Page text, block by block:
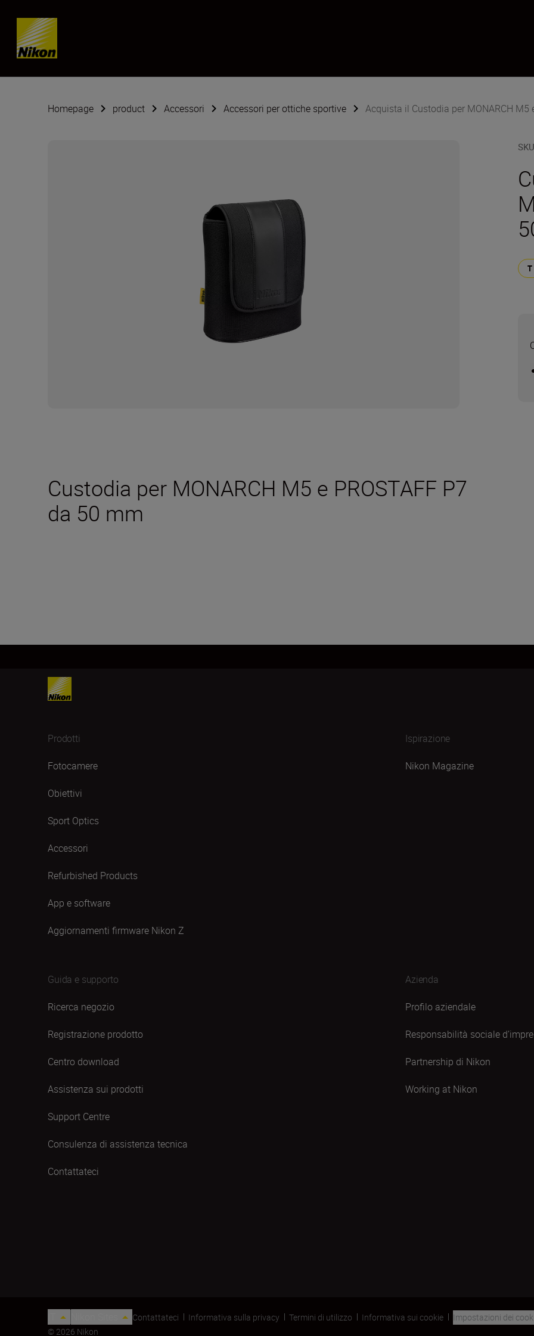
Skip content
Homepage product Accessori Accessori per ottiche sportive Acquista il Custodia per MONARCH M5
Custodia per MONARCH M5 e PROSTAFF P7
da 50 mm
Prodotti
Fotocamere
Obiettivi
Sport Optics
Accessori
Refurbished Products
App e software
Aggiornamenti firmware Nikon Z
Ispirazione
Nikon Magazine
Guida e supporto
Ricerca negozio
Registrazione prodotto
Centro download
Assistenza sui prodotti
Support Centre
Consulenza di assistenza tecnica
Contattateci
Azienda
Profilo aziendale
Responsabilità sociale
Partnership di Nikon
Working at Nikon
Contattateci Informativa sulla privacy Termini di utilizzo Informativa sui cookie
Impostazioni dei
© 2026 Nikon